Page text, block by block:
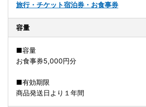
旅行・チケット宿泊券・お食事券
容量
■容量
お食事券5,000円分
■有効期限
商品発送日より１年間